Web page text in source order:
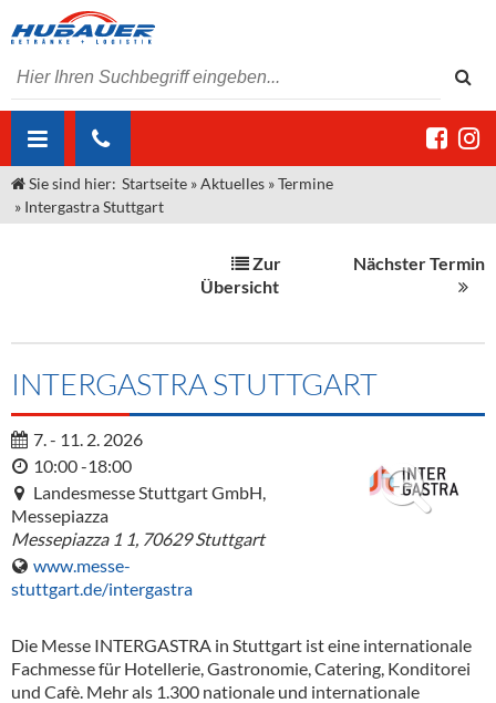
ÜBER UNS
Kontakt
Angebote Gastronomie & Großhandel
Neuigkeiten
Termine
MARKEN & PRODUKTE
Sirup
Spirituosen
Bier
Alkoholfreie Getränke
Öle & Küchenartikel
Kaffee
Barzubehör
Equipment
Kommisionskauf & Lieferbedingungen
Fremddienstleistungen
Sie sind hier: Startseite »Aktuelles »Termine
» Intergastra Stuttgart
Zur
Übersicht
Nächster Termin
INTERGASTRA STUTTGART
7. - 11. 2. 2026
10:00 -18:00
Landesmesse Stuttgart GmbH,
Messepiazza
Messepiazza 1 1, 70629Stuttgart
www.messe-
stuttgart.de/intergastra
Die Messe INTERGASTRA in Stuttgart ist eine internationale
Fachmesse für Hotellerie, Gastronomie, Catering, Konditorei
und Cafè. Mehr als 1.300 nationale und internationale